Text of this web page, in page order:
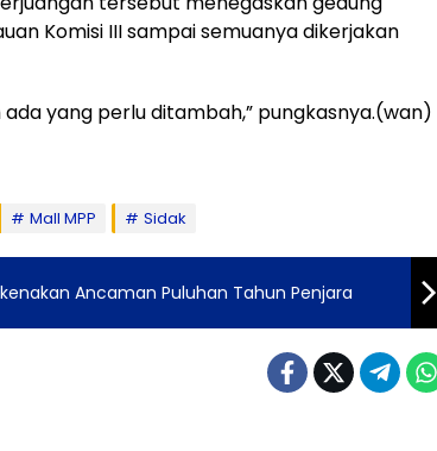
Komisi III sampai semuanya dikerjakan
yang perlu ditambah,” pungkasnya.(wan)
Mall MPP Sidak
Ancaman Puluhan Tahun Penjara